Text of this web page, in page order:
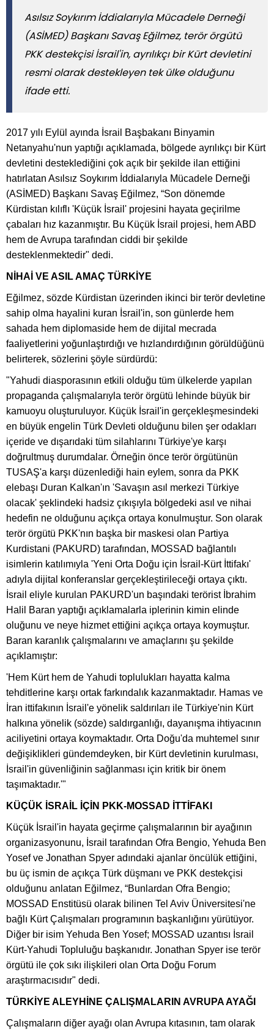
Asılsız Soykırım İddialarıyla Mücadele Derneği
(ASİMED) Başkanı Savaş Eğilmez, terör örgütü
PKK destekçisi İsrail'in, ayrılıkçı bir Kürt devletini
resmi olarak destekleyen tek ülke olduğunu
ifade etti.
2017 yılı Eylül ayında İsrail Başbakanı Binyamin
Netanyahu'nun yaptığı açıklamada, bölgede ayrılıkçı bir Kürt
devletini desteklediğini çok açık bir şekilde ilan ettiğini
hatırlatan Asılsız Soykırım İddialarıyla Mücadele Derneği
(ASİMED) Başkanı Savaş Eğilmez, “Son dönemde
Kürdistan kılıflı 'Küçük İsrail' projesini hayata geçirilme
çabaları hız kazanmıştır. Bu Küçük İsrail projesi, hem ABD
hem de Avrupa tarafından ciddi bir şekilde
desteklenmektedir" dedi.
NİHAİ VE ASIL AMAÇ TÜRKİYE
Eğilmez, sözde Kürdistan üzerinden ikinci bir terör devletine
sahip olma hayalini kuran İsrail'in, son günlerde hem
sahada hem diplomaside hem de dijital mecrada
faaliyetlerini yoğunlaştırdığı ve hızlandırdığının görüldüğünü
belirterek, sözlerini şöyle sürdürdü:
"Yahudi diasporasının etkili olduğu tüm ülkelerde yapılan
propaganda çalışmalarıyla terör örgütü lehinde büyük bir
kamuoyu oluşturuluyor. Küçük İsrail'in gerçekleşmesindeki
en büyük engelin Türk Devleti olduğunu bilen şer odakları
içeride ve dışarıdaki tüm silahlarını Türkiye'ye karşı
doğrultmuş durumdalar. Örneğin önce terör örgütünün
TUSAŞ'a karşı düzenlediği hain eylem, sonra da PKK
elebaşı Duran Kalkan'ın 'Savaşın asıl merkezi Türkiye
olacak' şeklindeki hadsiz çıkışıyla bölgedeki asıl ve nihai
hedefin ne olduğunu açıkça ortaya konulmuştur. Son olarak
terör örgütü PKK'nın başka bir maskesi olan Partiya
Kurdistani (PAKURD) tarafından, MOSSAD bağlantılı
isimlerin katılımıyla 'Yeni Orta Doğu için İsrail-Kürt İttifakı'
adıyla dijital konferanslar gerçekleştirileceği ortaya çıktı.
İsrail eliyle kurulan PAKURD'un başındaki terörist İbrahim
Halil Baran yaptığı açıklamalarla iplerinin kimin elinde
oluğunu ve neye hizmet ettiğini açıkça ortaya koymuştur.
Baran karanlık çalışmalarını ve amaçlarını şu şekilde
açıklamıştır:
'Hem Kürt hem de Yahudi toplulukları hayatta kalma
tehditlerine karşı ortak farkındalık kazanmaktadır. Hamas ve
İran ittifakının İsrail'e yönelik saldırıları ile Türkiye'nin Kürt
halkına yönelik (sözde) saldırganlığı, dayanışma ihtiyacının
aciliyetini ortaya koymaktadır. Orta Doğu'da muhtemel sınır
değişiklikleri gündemdeyken, bir Kürt devletinin kurulması,
İsrail'in güvenliğinin sağlanması için kritik bir önem
taşımaktadır.'"
KÜÇÜK İSRAİL İÇİN PKK-MOSSAD İTTİFAKI
Küçük İsrail'in hayata geçirme çalışmalarının bir ayağının
organizasyonunu, İsrail tarafından Ofra Bengio, Yehuda Ben
Yosef ve Jonathan Spyer adındaki ajanlar öncülük ettiğini,
bu üç ismin de açıkça Türk düşmanı ve PKK destekçisi
olduğunu anlatan Eğilmez, “Bunlardan Ofra Bengio;
MOSSAD Enstitüsü olarak bilinen Tel Aviv Üniversitesi'ne
bağlı Kürt Çalışmaları programının başkanlığını yürütüyor.
Diğer bir isim Yehuda Ben Yosef; MOSSAD uzantısı İsrail
Kürt-Yahudi Topluluğu başkanıdır. Jonathan Spyer ise terör
örgütü ile çok sıkı ilişkileri olan Orta Doğu Forum
araştırmacısıdır" dedi.
TÜRKİYE ALEYHİNE ÇALIŞMALARIN AVRUPA AYAĞI
Çalışmaların diğer ayağı olan Avrupa kıtasının, tam olarak